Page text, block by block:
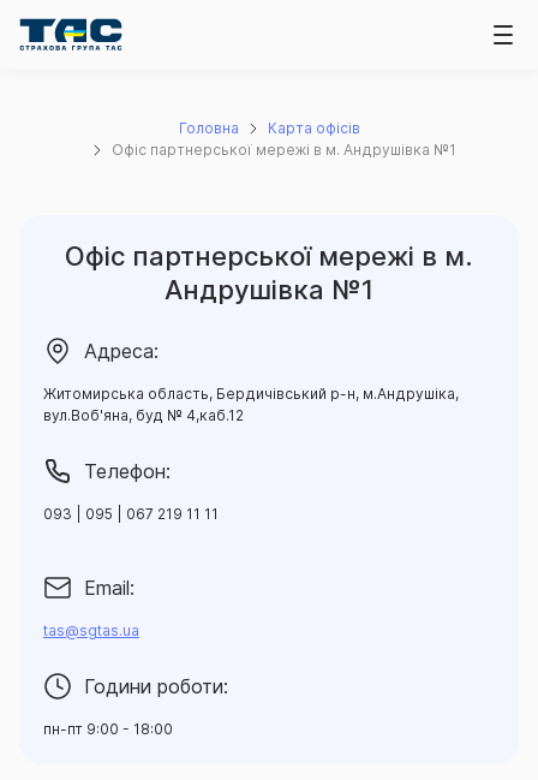
Головна
Карта офісів
Офіс партнерської мережі в м. Андрушівка №1
Офіс партнерської мережі в м.
Андрушівка №1
Адреса:
Житомирська область, Бердичівський р-н, м.Андрушіка,
вул.Воб'яна, буд № 4,каб.12
Телефон:
093 | 095 | 067 219 11 11
Email:
tas@sgtas.ua
Години роботи:
пн-пт 9:00 - 18:00